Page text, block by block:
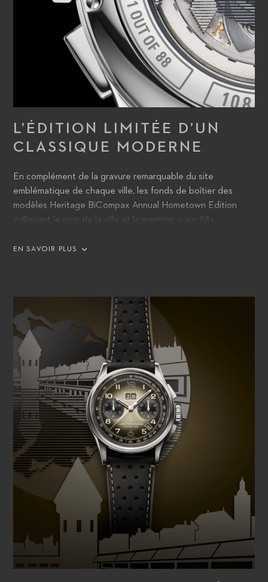
L’ÉDITION LIMITÉE D’UN
CLASSIQUE MODERNE
En complément de la gravure remarquable du site
emblématique de chaque ville, les fonds de boîtier des
modèles Heritage BiCompax Annual Hometown Edition
indiquent le nom de la ville et la mention «1 sur 88».
EN SAVOIR PLUS